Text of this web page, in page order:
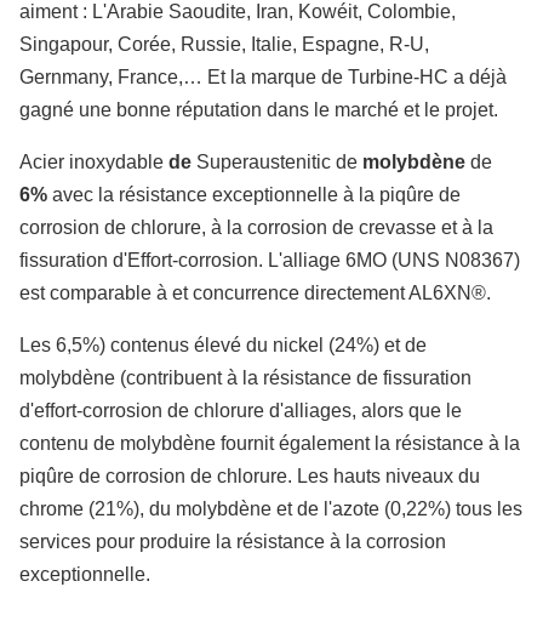
aiment : L'Arabie Saoudite, Iran, Kowéit, Colombie,
Singapour, Corée, Russie, Italie, Espagne, R-U,
Gernmany, France,… Et la marque de Turbine-HC a déjà
gagné une bonne réputation dans le marché et le projet.
Acier inoxydable de Superaustenitic de molybdène de
6% avec la résistance exceptionnelle à la piqûre de
corrosion de chlorure, à la corrosion de crevasse et à la
fissuration d'Effort-corrosion. L'alliage 6MO (UNS N08367)
est comparable à et concurrence directement AL6XN®.
Les 6,5%) contenus élevé du nickel (24%) et de
molybdène (contribuent à la résistance de fissuration
d'effort-corrosion de chlorure d'alliages, alors que le
contenu de molybdène fournit également la résistance à la
piqûre de corrosion de chlorure. Les hauts niveaux du
chrome (21%), du molybdène et de l'azote (0,22%) tous les
services pour produire la résistance à la corrosion
exceptionnelle.